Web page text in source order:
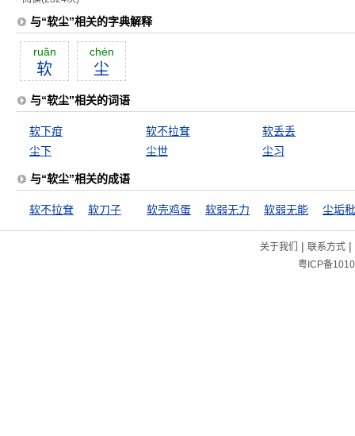
与“软尘”相关的字典解释
ruăn
软
chén
尘
与“软尘”相关的词语
软下疳 软不拉耷
软丢丢
尘下
尘世 尘习
与“软尘”相关的成语
软不拉耷 软刀子 软壳鸡蛋 软弱无力 软弱无能 尘垢
关于我们 | 联系方式|
粤ICP备